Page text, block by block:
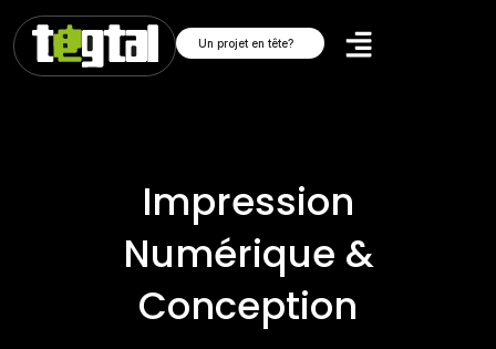
Un projet en tête?
Impression
Numérique &
Conception